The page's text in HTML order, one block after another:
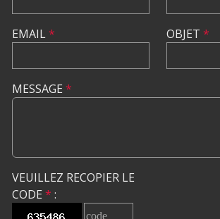
EMAIL* OBJET *
MESSAGE *
VEUILLEZ RECOPIER LE
CODE * :